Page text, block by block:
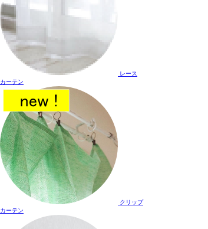
レース
カーテン
クリップ
カーテン